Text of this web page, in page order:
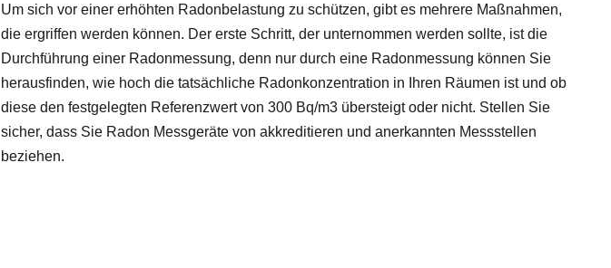
Um sich vor einer erhöhten Radonbelastung zu schützen, gibt es mehrere Maßnahmen,
die ergriffen werden können. Der erste Schritt, der unternommen werden sollte, ist die
Durchführung einer Radonmessung, denn nur durch eine Radonmessung können Sie
herausfinden, wie hoch die tatsächliche Radonkonzentration in Ihren Räumen ist und ob
diese den festgelegten Referenzwert von 300 Bq/m3 übersteigt oder nicht. Stellen Sie
sicher, dass Sie Radon Messgeräte von akkreditieren und anerkannten Messstellen
beziehen.